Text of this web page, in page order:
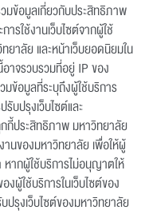
มข้อมูลเกี่ยวกับประสิทธิภาพ
ารใช้งานเว็บไซต์จากผู้ใช้
ยาลัย และหน้าเว็บยอดนิยมใน
าจรวบรวมที่อยู่ IP ของ
มข้อมูลที่ระบุถึงผู้ใช้บริการ
บปรุงเว็บไซต์และ
กี้ประสิทธิภาพ มหาวิทยาลัย
านของมหาวิทยาลัย เพื่อให้ผู้
ากผู้ใช้บริการไม่อนุญาตให้
ผู้ใช้บริการในเว็บไซต์ของ
รุงเว็บไซต์ของมหาวิทยาลัย